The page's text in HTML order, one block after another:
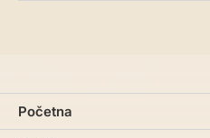
Početna